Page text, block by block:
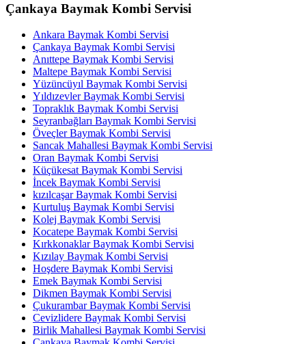
Çankaya Baymak Kombi Servisi
Ankara Baymak Kombi Servisi
Çankaya Baymak Kombi Servisi
Anıttepe Baymak Kombi Servisi
Maltepe Baymak Kombi Servisi
Yüzüncüyıl Baymak Kombi Servisi
Yıldızevler Baymak Kombi Servisi
Topraklık Baymak Kombi Servisi
Seyranbağları Baymak Kombi Servisi
Öveçler Baymak Kombi Servisi
Sancak Mahallesi Baymak Kombi Servisi
Oran Baymak Kombi Servisi
Küçükesat Baymak Kombi Servisi
İncek Baymak Kombi Servisi
kızılcaşar Baymak Kombi Servisi
Kurtuluş Baymak Kombi Servisi
Kolej Baymak Kombi Servisi
Kocatepe Baymak Kombi Servisi
Kırkkonaklar Baymak Kombi Servisi
Kızılay Baymak Kombi Servisi
Hoşdere Baymak Kombi Servisi
Emek Baymak Kombi Servisi
Dikmen Baymak Kombi Servisi
Çukurambar Baymak Kombi Servisi
Cevizlidere Baymak Kombi Servisi
Birlik Mahallesi Baymak Kombi Servisi